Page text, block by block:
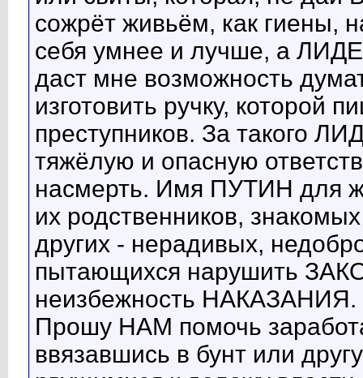
сожрёт живьём, как гиены,
себя умнее и лучше, а
даст мне возможность
изготовить ручку, которой
преступников. За такого
тяжёлую и опасную
насмерть. Имя ПУТИН для
их родственников,
других - нерадивых,
пытающихся нарушить
неизбежность НАКАЗАНИЯ.
Прошу НАМ помочь
ввязавшись в бунт или